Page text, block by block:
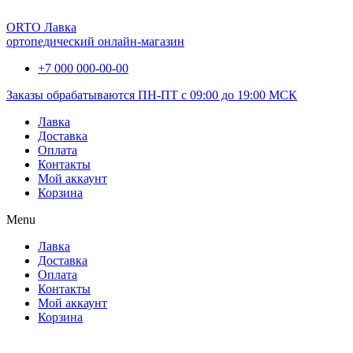
ORTO Лавка
ортопедический онлайн-магазин
+7 000 000-00-00
Заказы обрабатываются ПН-ПТ с 09:00 до 19:00 МСК
Лавка
Доставка
Оплата
Контакты
Мой аккаунт
Корзина
Menu
Лавка
Доставка
Оплата
Контакты
Мой аккаунт
Корзина